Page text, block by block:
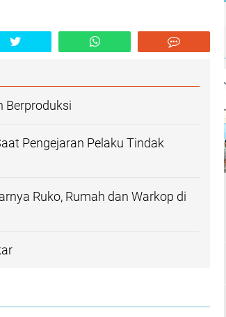
Berproduksi
Pengejaran Pelaku Tindak
Ruko, Rumah dan Warkop di